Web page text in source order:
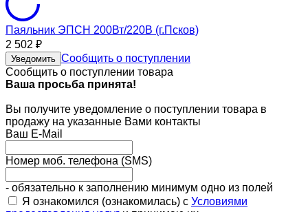
Паяльник ЭПСН 200Вт/220В (г.Псков)
2 502 ₽
Уведомить Сообщить о поступлении
Сообщить о поступлении товара
Ваша просьба принята!
Вы получите уведомление о поступлении товара в
продажу на указанные Вами контакты
Ваш E-Mail
Номер моб. телефона (SMS)
- обязательно к заполнению минимум одно из полей
Я ознакомился (ознакомилась) с Условиями